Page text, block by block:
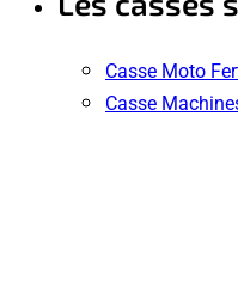
Casse Moto
Casse